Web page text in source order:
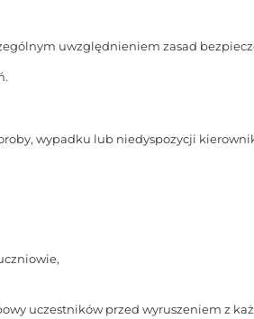
uwzględnieniem zasad
wypadku lub niedyspozycji
uczestników przed wyruszeniem z